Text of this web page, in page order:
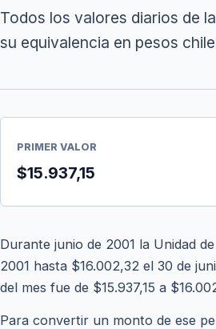
Todos los valores diarios de
su equivalencia en pesos
PRIMER VALOR
$15.937,15
Durante junio de 2001 la Unidad
2001 hasta $16.002,32 el 30 de
del mes fue de $15.937,15 a
Para convertir un monto de ese